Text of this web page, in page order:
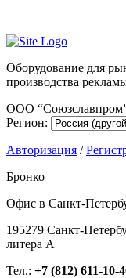
Оборудование для
производства
ООО
Регион:
Авторизация /
Бронко
Офис в Санкт-
195279 Санкт-
литера А
Тел.: +7 (812) 611-10-